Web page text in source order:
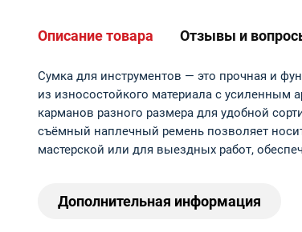
Описание товара Отзывы и
Сумка для инструментов — это прочная и
из износостойкого материала с
карманов разного размера для удобной
съёмный наплечный ремень позволяет
мастерской или для выездных работ,
Дополнительная информация